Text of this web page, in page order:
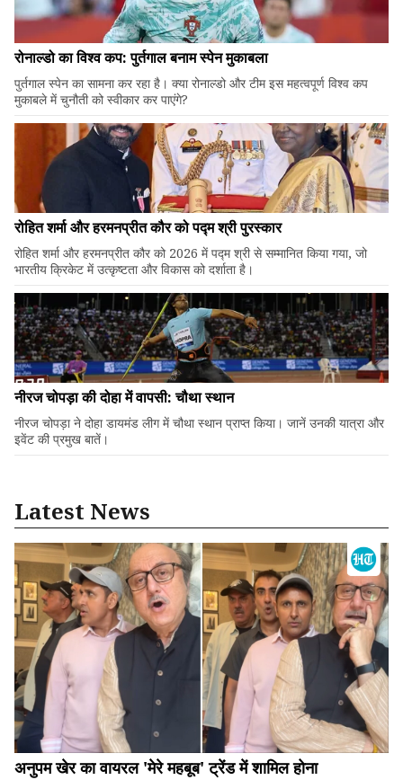
रोनाल्डो का विश्व कप: पुर्तगाल बनाम स्पेन मुकाबला
पुर्तगाल स्पेन का सामना कर रहा है। क्या रोनाल्डो और टीम इस महत्वपूर्ण विश्व कप
मुकाबले में चुनौती को स्वीकार कर पाएंगे?
रोहित शर्मा और हरमनप्रीत कौर को पद्म श्री पुरस्कार
रोहित शर्मा और हरमनप्रीत कौर को 2026 में पद्म श्री से सम्मानित किया गया, जो
भारतीय क्रिकेट में उत्कृष्टता और विकास को दर्शाता है।
नीरज चोपड़ा की दोहा में वापसी: चौथा स्थान
नीरज चोपड़ा ने दोहा डायमंड लीग में चौथा स्थान प्राप्त किया। जानें उनकी यात्रा और
इवेंट की प्रमुख बातें।
Latest News
अनुपम खेर का वायरल 'मेरे महबूब' ट्रेंड में शामिल होना